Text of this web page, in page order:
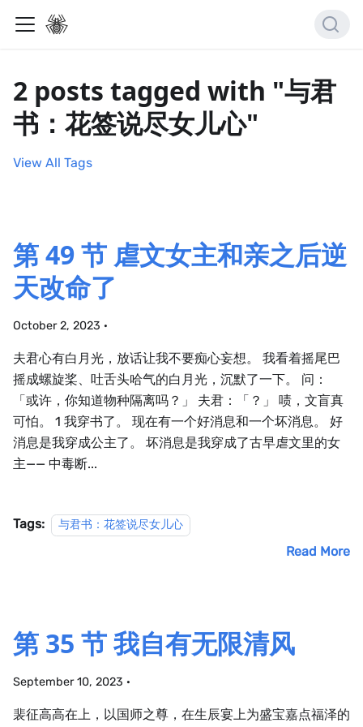
2 posts tagged with "与君
书：花签说尽女儿心"
View All Tags
第 49 节 虐文女主和亲之后逆
天改命了
October 2, 2023 ·
夫君心有白月光，放话让我不要痴心妄想。 我看着摇尾巴
摇成螺旋桨、吐舌头哈气的白月光，沉默了一下。 问：
「或许，你知道物种隔离吗？」 夫君：「？」 啧，文盲真
可怕。 1 我穿书了。 现在有一个好消息和一个坏消息。 好
消息是我穿成公主了。 坏消息是我穿成了古早虐文里的女
主—— 中毒断...
Tags: 与君书：花签说尽女儿心
Read More
第 35 节 我自有无限清风
September 10, 2023 ·
裴征高高在上，以国师之尊，在生辰宴上为盛宝嘉点福泽的